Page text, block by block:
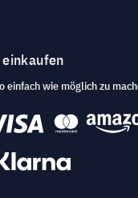
einfach wie möglich zu